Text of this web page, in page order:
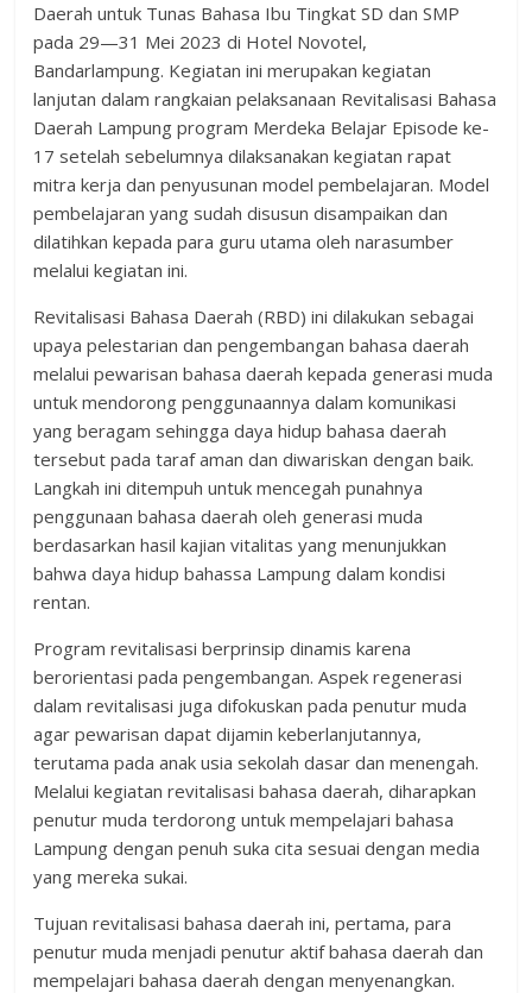
Daerah untuk Tunas Bahasa Ibu Tingkat SD dan SMP
pada 29—31 Mei 2023 di Hotel Novotel,
Bandarlampung. Kegiatan ini merupakan kegiatan
lanjutan dalam rangkaian pelaksanaan Revitalisasi Bahasa
Daerah Lampung program Merdeka Belajar Episode ke-
17 setelah sebelumnya dilaksanakan kegiatan rapat
mitra kerja dan penyusunan model pembelajaran. Model
pembelajaran yang sudah disusun disampaikan dan
dilatihkan kepada para guru utama oleh narasumber
melalui kegiatan ini.
Revitalisasi Bahasa Daerah (RBD) ini dilakukan sebagai
upaya pelestarian dan pengembangan bahasa daerah
melalui pewarisan bahasa daerah kepada generasi muda
untuk mendorong penggunaannya dalam komunikasi
yang beragam sehingga daya hidup bahasa daerah
tersebut pada taraf aman dan diwariskan dengan baik.
Langkah ini ditempuh untuk mencegah punahnya
penggunaan bahasa daerah oleh generasi muda
berdasarkan hasil kajian vitalitas yang menunjukkan
bahwa daya hidup bahassa Lampung dalam kondisi
rentan.
Program revitalisasi berprinsip dinamis karena
berorientasi pada pengembangan. Aspek regenerasi
dalam revitalisasi juga difokuskan pada penutur muda
agar pewarisan dapat dijamin keberlanjutannya,
terutama pada anak usia sekolah dasar dan menengah.
Melalui kegiatan revitalisasi bahasa daerah, diharapkan
penutur muda terdorong untuk mempelajari bahasa
Lampung dengan penuh suka cita sesuai dengan media
yang mereka sukai.
Tujuan revitalisasi bahasa daerah ini, pertama, para
penutur muda menjadi penutur aktif bahasa daerah dan
mempelajari bahasa daerah dengan menyenangkan.